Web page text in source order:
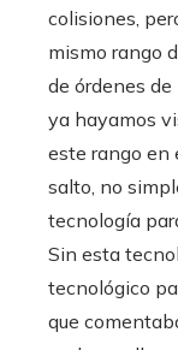
colisiones,
mismo rango
de órdenes
ya hayamos
este rango en
salto, no
tecnología
Sin esta
tecnológico
que